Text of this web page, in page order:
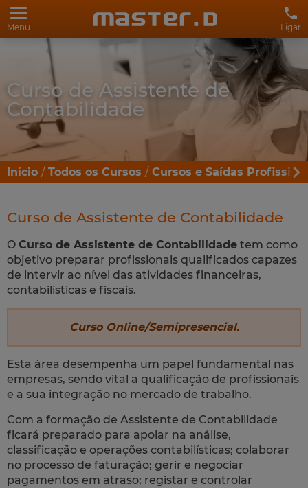
Menu Ligar
Curso de Assistente de
Contabilidade
Início Todos os Cursos Cursos e Saídas
Curso de Assistente de Contabilidade
O Curso de Assistente de Contabilidade tem como
objetivo preparar profissionais qualificados capazes
de intervir ao nível das atividades financeiras,
contabilísticas e fiscais.
Curso Online/Semipresencial.
Esta área desempenha um papel fundamental nas
empresas, sendo vital a qualificação de profissionais
e a sua integração no mercado de trabalho.
Com a formação de Assistente de Contabilidade
ficará preparado para apoiar na análise,
classificação e operações contabilísticas; colaborar
no processo de faturação; gerir e negociar
pagamentos em atraso; registar e controlar